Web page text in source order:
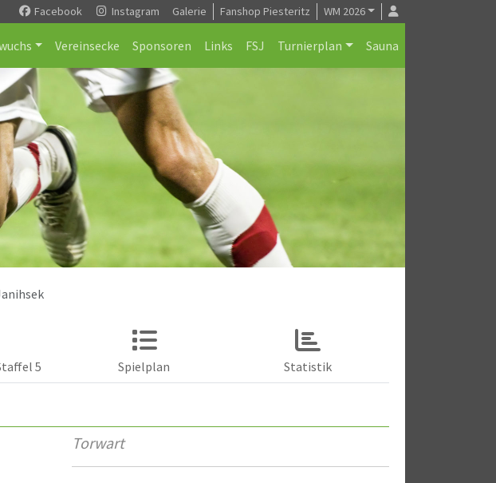
Facebook Instagram Galerie Fanshop Piesteritz WM 2026
Vereinsecke Sponsoren Links FSJ Turnierplan Sauna
5 Spielplan Statistik
Torwart